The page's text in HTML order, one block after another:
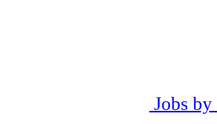
Jobs by